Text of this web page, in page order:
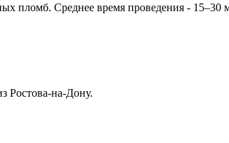
пломб. Среднее время проведения - 15–30
Ростова-на-Дону.